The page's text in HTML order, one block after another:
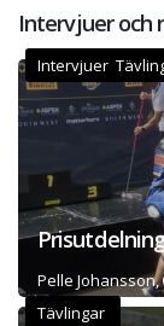
Intervjuer och
Intervjuer
Pelle Johansson,
Tävlingar